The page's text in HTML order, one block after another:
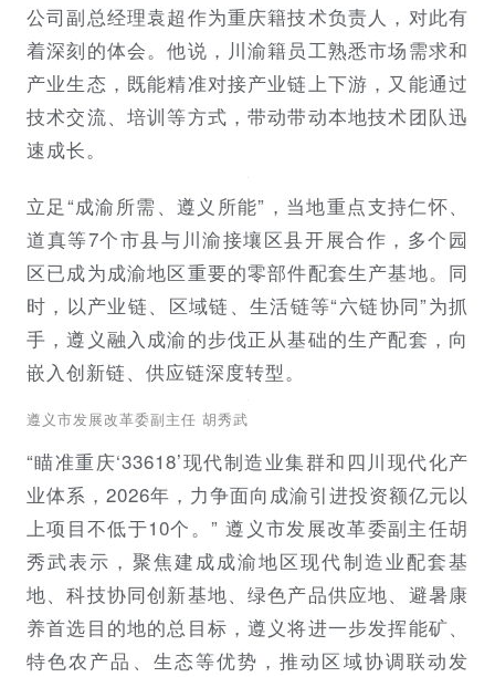
公司副总经理袁超作为重庆籍技术负责人，对此有
着深刻的体会。他说，川渝籍员工熟悉市场需求和
产业生态，既能精准对接产业链上下游，又能通过
技术交流、培训等方式，带动带动本地技术团队迅
速成长。
立足“成渝所需、遵义所能”，当地重点支持仁怀、
道真等7个市县与川渝接壤区县开展合作，多个园
区已成为成渝地区重要的零部件配套生产基地。同
时，以产业链、区域链、生活链等“六链协同”为抓
手，遵义融入成渝的步伐正从基础的生产配套，向
嵌入创新链、供应链深度转型。
遵义市发展改革委副主任 胡秀武
“瞄准重庆‘33618’现代制造业集群和四川现代化产
业体系，2026年，力争面向成渝引进投资额亿元以
上项目不低于10个。” 遵义市发展改革委副主任胡
秀武表示，聚焦建成成渝地区现代制造业配套基
地、科技协同创新基地、绿色产品供应地、避暑康
养首选目的地的总目标，遵义将进一步发挥能矿、
特色农产品、生态等优势，推动区域协调联动发